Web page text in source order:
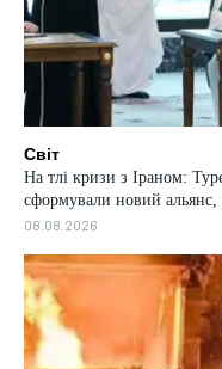
Світ
На тлі кризи з Іраном:
сформували новий альянс,
08.08.2026
СВІТ